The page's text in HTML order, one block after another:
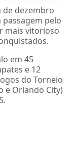
de dezembro
passagem pelo
mais vitorioso
em 45
e 12
do Torneio
e Orlando City)